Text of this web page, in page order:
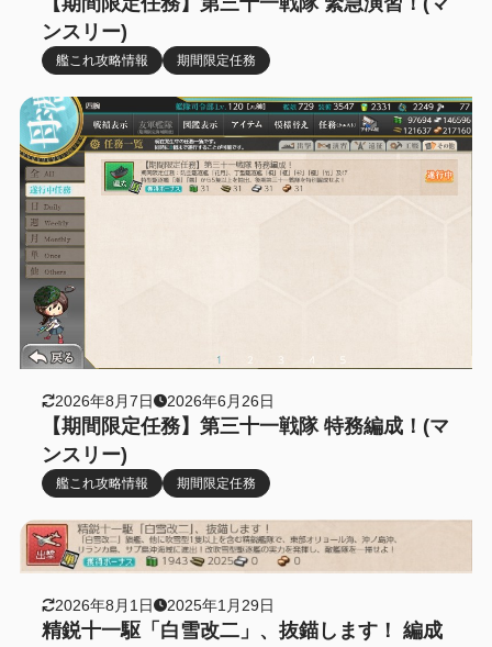
ンスリー)
艦これ攻略情報 期間限定任務
2026年8月7日 2026年6月26日
【期間限定任務】第三十一戦隊 特務編成！(マ
ンスリー)
艦これ攻略情報 期間限定任務
2026年8月1日 2025年1月29日
精鋭十一駆「白雪改二」、抜錨します！ 編成